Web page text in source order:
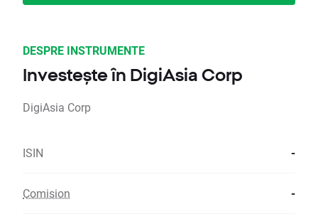
DESPRE INSTRUMENTE
Investește în DigiAsia Corp
DigiAsia Corp
ISIN -
Comision -